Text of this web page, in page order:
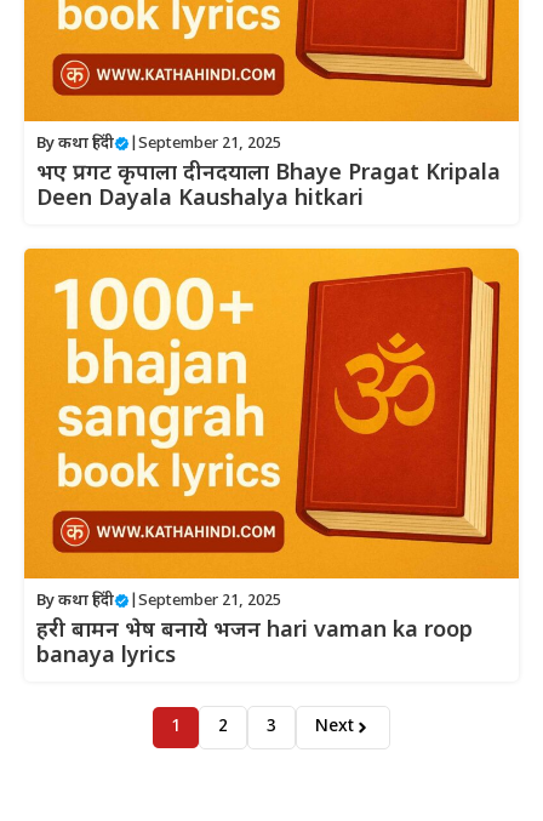
Byकथा हिंदी September 21, 2025
भए प्रगट कृपाला दीनदयाला Bhaye Pragat Kripala
Deen Dayala Kaushalya hitkari
Byकथा हिंदी September 21, 2025
हरी बामन भेष बनाये भजन hari vaman ka roop
banaya lyrics
1 2 3 Next